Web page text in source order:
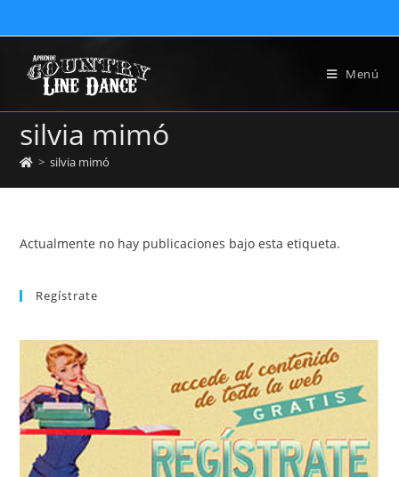
Menú
silvia mimó
> silvia mimó
Actualmente no hay publicaciones bajo esta etiqueta.
Regístrate
REGÍSTRATE